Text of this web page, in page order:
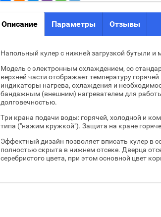
Описание Параметры Отзывы
Напольный кулер с нижней загрузкой бутыли
Модель с электронным охлаждением, со
верхней части отображает температуру
индикаторы нагрева, охлаждения и
бандажным (внешним) нагревателем для
долговечностью.
Три крана подачи воды: горячей, холодной и
типа ("нажим кружкой"). Защита на кране
Эффектный дизайн позволяет вписать кулер в
полностью скрыта в нижнем отсеке. Дверца
серебристого цвета, при этом основной цвет